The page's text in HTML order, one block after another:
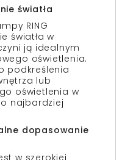
światła
RING
światła w
ją idealnym
oświetlenia.
podkreślenia
lub
oświetlenia w
najbardziej
dopasowanie